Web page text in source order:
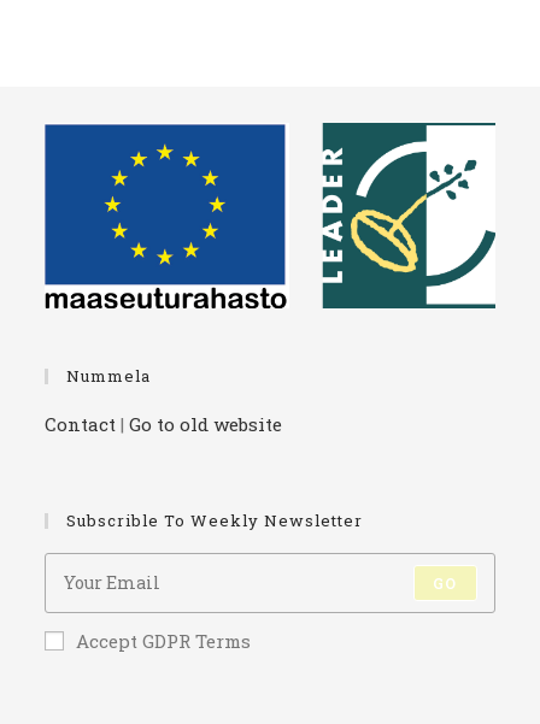
Nummela
Contact |Go to old website
Subscrible To Weekly Newsletter
GO
Accept GDPR Terms